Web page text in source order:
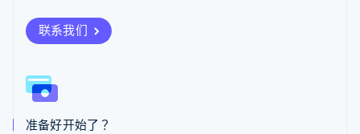
联系我们
准备好开始了？
English
斯洛伐克
斯洛文尼亚
English
泰国
ไทยEnglish